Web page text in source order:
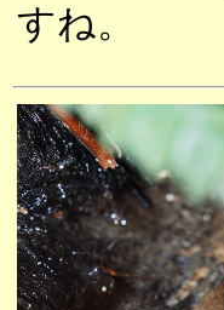
すね。